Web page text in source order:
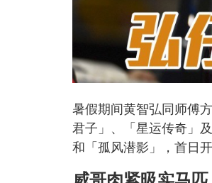
暑假期间黄智弘同师傅
君子」、「星运传奇」
和「孤风潜影」，首日